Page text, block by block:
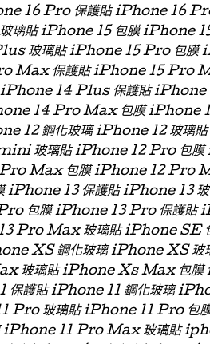
16 Pro 保護貼 iPhone 16
璃貼 iPhone 15 包膜 iPhone
玻璃貼 iPhone 15 Pro 包膜
Max 保護貼 iPhone 15 Pro
14 Plus 保護貼
14 Pro Max 包膜 iPhone
12 鋼化玻璃 iPhone 12 玻
玻璃貼 iPhone 12 Pro 包膜
Max 包膜 iPhone 12 Pro
iPhone 13 保護貼 iPhone 13
包膜 iPhone 13 Pro 保護
Pro Max 玻璃貼 iPhone SE
XS 鋼化玻璃 iPhone XS
玻璃貼 iPhone Xs Max 包膜
保護貼 iPhone 11 鋼化玻璃
Pro 玻璃貼 iPhone 11 Pro
iPhone 11 Pro Max 玻璃貼